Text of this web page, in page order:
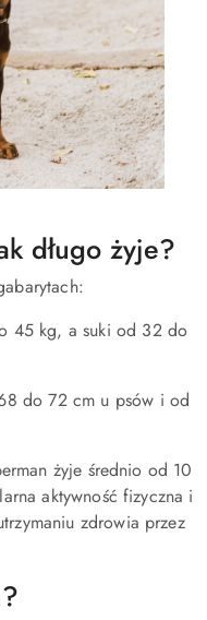
długo żyje?
45 kg, a suki od 32 do
do 72 cm u psów i od
żyje średnio od 10
aktywność fizyczna i
zdrowia przez